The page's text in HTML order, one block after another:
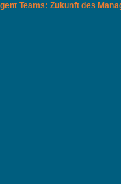
Teams: Zukunft des